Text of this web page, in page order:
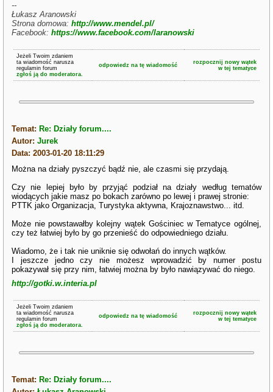
--
Łukasz Aranowski
Strona domowa:http://www.mendel.pl/
Facebook:https://www.facebook.com/laranowski
Jeżeli Twoim zdaniem
ta wiadomość narusza
regulamin forum
zgłoś ją do moderatora.
odpowiedz na tę wiadomość
rozpocznij nowy wątek
w tej tematyce
Temat: Re: Działy forum....
Autor:Jurek
Data: 2003-01-20 18:11:29
Można na działy pyszczyć bądź nie, ale czasmi się przydają.
Czy nie lepiej było by przyjąć podział na działy według tematów
wiodących jakie masz po bokach zarówno po lewej i prawej stronie:
PTTK jako Organizacja, Turystyka aktywna, Krajoznawstwo... itd.
Może nie powstawałby kolejny wątek Gościniec w Tematyce ogólnej,
czy też łatwiej było by go przenieść do odpowiedniego działu.
Wiadomo, że i tak nie uniknie się odwołań do innych wątków.
I jeszcze jedno czy nie możesz wprowadzić by numer postu
pokazywał się przy nim, łatwiej można by było nawiązywać do niego.
http://gotki.w.interia.pl
Jeżeli Twoim zdaniem
ta wiadomość narusza
regulamin forum
zgłoś ją do moderatora.
odpowiedz na tę wiadomość
rozpocznij nowy wątek
w tej tematyce
Temat: Re: Działy forum....